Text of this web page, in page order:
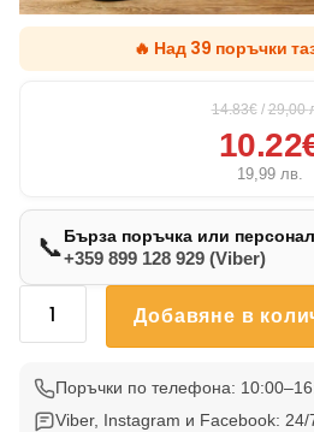
🔥 Над 39 поръчки
14.83€ / 29,00
19,99 лв.
📞Бърза поръчка или
+359 899 128 929 (Viber)
количество
Възглавничка
Бостън
Териер
Добавяне в
Поръчки по телефона:
Viber, Instagram и Facebook: 24/